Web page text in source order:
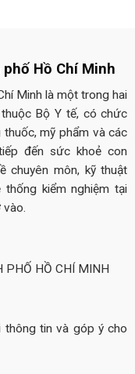
Hồ Chí Minh
Minh là một trong hai
Bộ Y tế, có chức
mỹ phẩm và các
đến sức khoẻ con
chuyên môn, kỹ thuật
kiểm nghiệm tại
PHỐ HỒ CHÍ MINH
thông tin và góp ý cho